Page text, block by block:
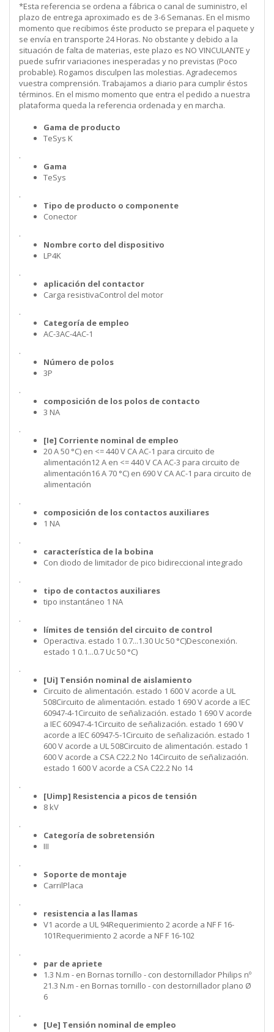
*Esta referencia se ordena a fábrica o canal de suministro, el
plazo de entrega aproximado es de 3-6 Semanas. En el mismo
momento que recibimos éste producto se prepara el paquete y
se envía en transporte 24 Horas. No obstante y debido a la
situación de falta de materias, este plazo es NO VINCULANTE y
puede sufrir variaciones inesperadas y no previstas (Poco
probable). Rogamos disculpen las molestias. Agradecemos
vuestra comprensión. Trabajamos a diario para cumplir éstos
términos. En el mismo momento que entra el pedido a nuestra
plataforma queda la referencia ordenada y en marcha.
Gama de producto
TeSys K
.
Gama
TeSys
.
Tipo de producto o componente
Conector
.
Nombre corto del dispositivo
LP4K
.
aplicación del contactor
Carga resistivaControl del motor
.
Categoría de empleo
AC-3AC-4AC-1
.
Número de polos
3P
.
composición de los polos de contacto
3 NA
.
[Ie] Corriente nominal de empleo
20 A 50 °C) en <= 440 V CA AC-1 para circuito de
alimentación12 A en <= 440 V CA AC-3 para circuito de
alimentación16 A 70 °C) en 690 V CA AC-1 para circuito de
alimentación
.
composición de los contactos auxiliares
1 NA
.
característica de la bobina
Con diodo de limitador de pico bidireccional integrado
.
tipo de contactos auxiliares
tipo instantáneo 1 NA
.
límites de tensión del circuito de control
Operactiva. estado 1 0.7...1.30 Uc 50 °C)Desconexión.
estado 1 0.1...0.7 Uc 50 °C)
.
[Ui] Tensión nominal de aislamiento
Circuito de alimentación. estado 1 600 V acorde a UL
508Circuito de alimentación. estado 1 690 V acorde a IEC
60947-4-1Circuito de señalización. estado 1 690 V acorde
a IEC 60947-4-1Circuito de señalización. estado 1 690 V
acorde a IEC 60947-5-1Circuito de señalización. estado 1
600 V acorde a UL 508Circuito de alimentación. estado 1
600 V acorde a CSA C22.2 No 14Circuito de señalización.
estado 1 600 V acorde a CSA C22.2 No 14
.
[Uimp] Resistencia a picos de tensión
8 kV
.
Categoría de sobretensión
III
.
Soporte de montaje
CarrilPlaca
.
resistencia a las llamas
V1 acorde a UL 94Requerimiento 2 acorde a NF F 16-
101Requerimiento 2 acorde a NF F 16-102
.
par de apriete
1.3 N.m - en Bornas tornillo - con destornillador Philips nº
21.3 N.m - en Bornas tornillo - con destornillador plano Ø
6
.
[Ue] Tensión nominal de empleo